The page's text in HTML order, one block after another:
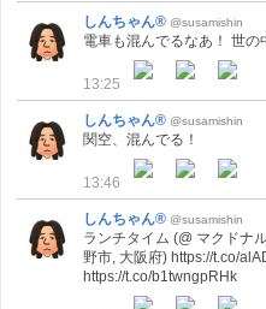
しんちゃん® @susamishin
電車も混んでるなあ！ 世の
13:25
しんちゃん® @susamishin
関空、混んでる！
13:46
しんちゃん® @susamishin
ランチタイム (@ マクドナ
野市, 大阪府) https://t.co/
https://t.co/b1twngpRHk